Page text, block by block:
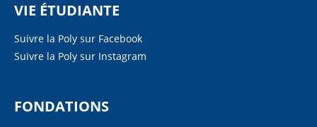
VIE ÉTUDIANTE
Suivre la Poly sur Facebook
Suivre la Poly sur Instagram
FONDATIONS